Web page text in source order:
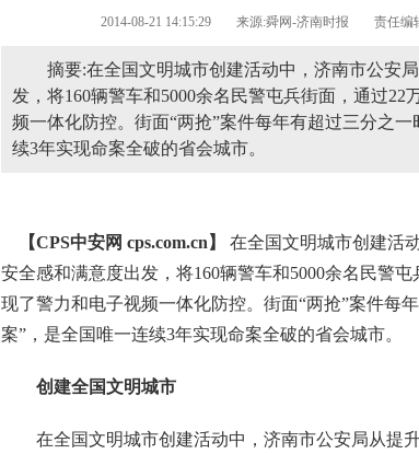
2014-08-21 14:15:29 来源:舜网-济南时报 责任编
摘要:在全国文明城市创建活动中，济南市公安
发，将160辆警车和5000余名民警屯兵街面，通过
频一体化防控。街面“两抢”案件每年有超过三分之
续3年实现命案全破的省会城市。
【CPS中安网 cps.com.cn】
在全国文明城市创建活
安全感和满意度出发，将160辆警车和5000余名民警
现了警力和电子视频一体化防控。街面“两抢”案件每
案”，是全国唯一连续3年实现命案全破的省会城市。
创建全国文明城市
在全国文明城市创建活动中，济南市公安局从提